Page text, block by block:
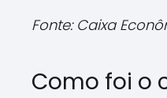
Fonte: Caixa
Como foi o